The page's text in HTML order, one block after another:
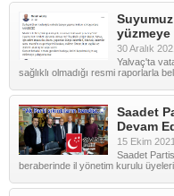
yüzmeye
30 Aralık
Yalvaç'ta
sağlıklı olmadığı resmi raporlarla
Saadet
Devam
15 Ekim
Saadet
beraberinde il yönetim kurulu üyeleri